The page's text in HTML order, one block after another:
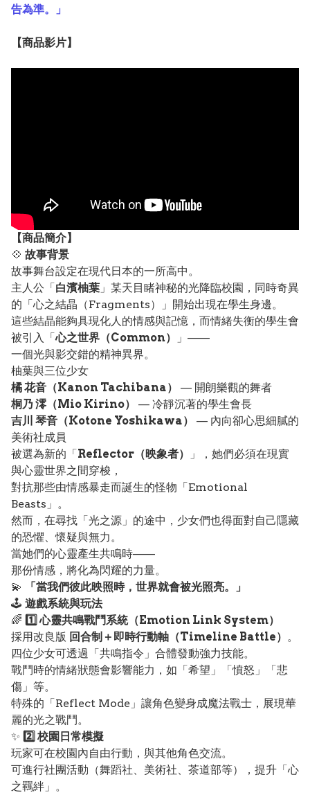
告為準。」
【商品影片】
【商品簡介】
💠 故事背景
故事舞台設定在現代日本的一所高中。
主人公「白濱柚葉 」某天目睹神秘的光降臨校園，同時奇異
的「心之結晶（Fragments）」開始出現在學生身邊。
這些結晶能夠具現化人的情感與記憶，而情緒失衡的學生會
被引入「心之世界（Common）
」——
一個光與影交錯的精神異界。
柚葉與三位少女
橘 花音（Kanon Tachibana）
— 開朗樂觀的舞者
桐乃 澪（Mio Kirino）
— 冷靜沉著的學生會長
吉川 琴音（Kotone Yoshikawa）
— 內向卻心思細膩的
美術社成員
被選為新的「Reflector（映象者）
」，她們必須在現實
與心靈世界之間穿梭，
對抗那些由情感暴走而誕生的怪物「Emotional
Beasts」。
然而，在尋找「光之源」的途中，少女們也得面對自己隱藏
的恐懼、懷疑與無力。
當她們的心靈產生共鳴時——
那份情感，將化為閃耀的力量。
💫
「當我們彼此映照時，世界就會被光照亮。」
🕹️ 遊戲系統與玩法
🌈 1️⃣ 心靈共鳴戰鬥系統（Emotion Link System）
採用改良版 回合制＋即時行動軸（Timeline Battle） 。
四位少女可透過「共鳴指令」合體發動強力技能。
戰鬥時的情緒狀態會影響能力，如「希望」「憤怒」「悲
傷」等。
特殊的「Reflect Mode」讓角色變身成魔法戰士，展現華
麗的光之戰鬥。
✨ 2️⃣ 校園日常模擬
玩家可在校園內自由行動，與其他角色交流。
可進行社團活動（舞蹈社、美術社、茶道部等），提升「心
之羈絆」。